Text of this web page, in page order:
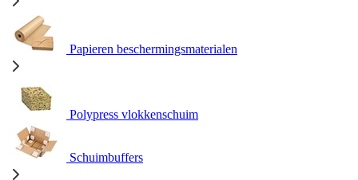
Papieren beschermingsmaterialen
Polypress vlokkenschuim
Schuimbuffers